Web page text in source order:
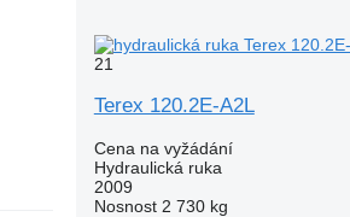
21
Terex 120.2E-A2L
Cena na vyžádání
Hydraulická ruka
2009
Nosnost 2 730 kg